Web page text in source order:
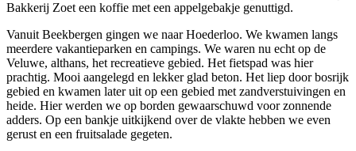
Bakkerij Zoet een koffie met een appelgebakje genuttigd.
Vanuit Beekbergen gingen we naar Hoederloo. We kwamen langs
meerdere vakantieparken en campings. We waren nu echt op de
Veluwe, althans, het recreatieve gebied. Het fietspad was hier
prachtig. Mooi aangelegd en lekker glad beton. Het liep door bosrijk
gebied en kwamen later uit op een gebied met zandverstuivingen en
heide. Hier werden we op borden gewaarschuwd voor zonnende
adders. Op een bankje uitkijkend over de vlakte hebben we even
gerust en een fruitsalade gegeten.